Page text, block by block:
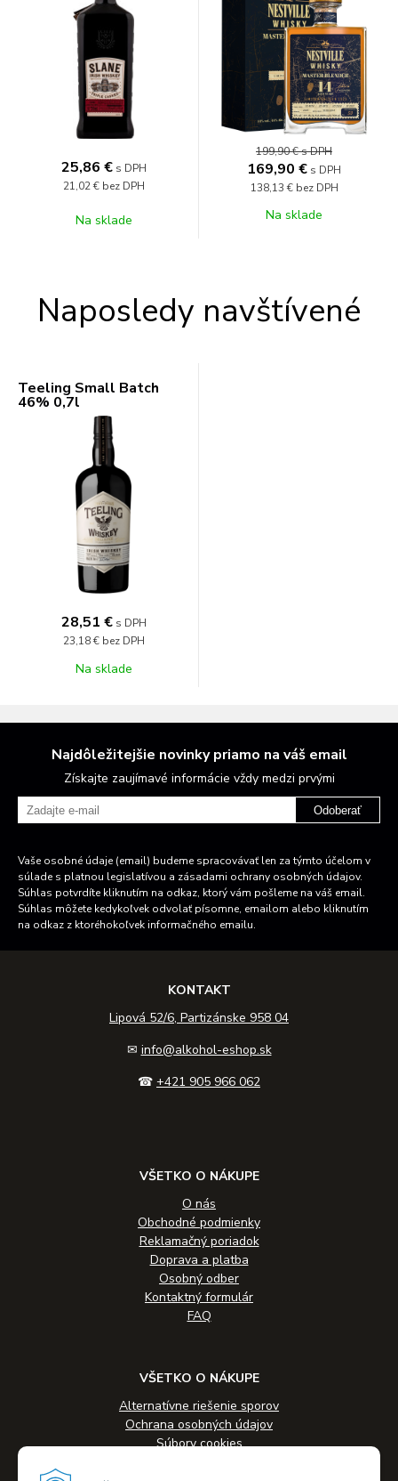
25,86 € s DPH
21,02 € bez DPH
Na sklade
199,90 €s DPH
169,90 € s DPH
138,13 € bez DPH
Na sklade
Naposledy navštívené
Teeling Small Batch
46% 0,7l
28,51 € s DPH
23,18 € bez DPH
Na sklade
Najdôležitejšie novinky priamo na váš email
Získajte zaujímavé informácie vždy medzi prvými
Odoberať
Vaše osobné údaje (email) budeme spracovávať len za týmto účelom v
súlade s platnou legislatívou a zásadami ochrany osobných údajov.
Súhlas potvrdíte kliknutím na odkaz, ktorý vám pošleme na váš email.
Súhlas môžete kedykoľvek odvolať písomne, emailom alebo kliknutím
na odkaz z ktoréhokoľvek informačného emailu.
KONTAKT
Lipová 52/6, Partizánske 958 04
✉ info@alkohol-eshop.sk
☎ +421 905 966 062
VŠETKO O NÁKUPE
O nás
Obchodné podmienky
Reklamačný poriadok
Doprava a platba
Osobný odber
Kontaktný formulár
FAQ
VŠETKO O NÁKUPE
Alternatívne riešenie sporov
Ochrana osobných údajov
Súbory cookies